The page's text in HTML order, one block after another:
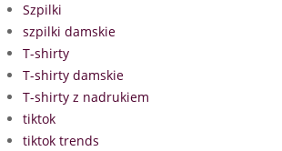
Szpilki
szpilki damskie
T-shirty
T-shirty damskie
T-shirty z nadrukiem
tiktok
tiktok trends